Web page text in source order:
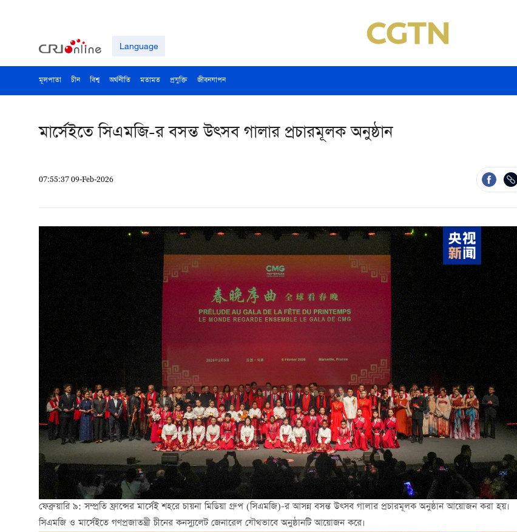
Language
মূলপাতা চীন বিশ্ব অর্থনীতি মতামত প্রযুক্তি জীবনযাপন
মার্সেইতে সিএমজি-র বসন্ত উত্সব গালার প্রচারমূলক অনুষ্ঠান
07:55:37 09-Feb-2026
ফেব্রুয়ারি ৯: সম্প্রতি ফ্রান্সের মার্সেই শহরে চায়না মিডিয়া গ্রুপ (সিএমজি)-র আসন্ন বসন্ত উত্সব গালার প্রচারমূলক অনুষ্ঠান আয়োজন করা হয়।
সিএমজি ও মার্সেইতে গণপ্রজাতন্ত্রী চীনের কনস্যুলেট জেনারেল যৌথভাবে অনুষ্ঠানটি আয়োজন করে।